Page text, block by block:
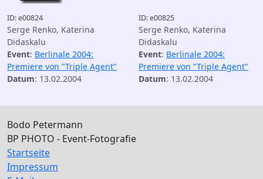
ID: e00824
Serge Renko, Katerina
Didaskalu
Event: Berlinale 2004:
Premiere von "Triple Agent"
Datum: 13.02.2004
ID: e00825
Serge Renko, Katerina
Didaskalu
Event: Berlinale 2004:
Premiere von "Triple Agent"
Datum: 13.02.2004
Bodo Petermann
BP PHOTO - Event-Fotografie
Startseite
Impressum